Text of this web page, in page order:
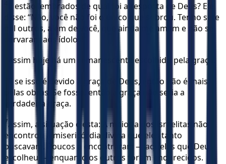
E estão lembrados de qual foi a resposta de Deus? Ele
disse: “Não, você não foi o único que sobrou. Tenho sete
mil outros, além de você, que ainda me amam e não se
curvaram aos ídolos!”
Assim hoje há um remanescente escolhido pela graça.
E se isso é devido à graça de Deus, então não é mais
pelas obras. Se fosse, então a graça não seria a
verdadeira graça.
7Assim, a situação é esta: A maioria dos israelitas não
encontrou a misericórdia divina que eles tanto
buscavam. Poucos a encontraram — aqueles que Deus
escolheu — enquanto os outros foram endurecidos.